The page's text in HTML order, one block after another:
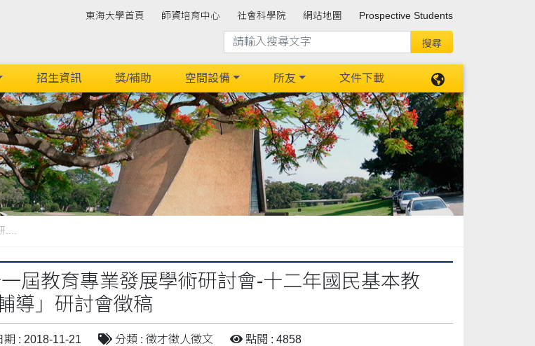
東海大學首頁 師資培育中心 社會科學院 網站地圖 Prospective Students
招生資訊 獎/補助 空間設備 所友 文件下載
....
屆教育專業發展學術研討會-十二年國民基本教
導」研討會徵稿
期 : 2018-11-21 分類 : 徵才徵人徵文 點閱 : 4858